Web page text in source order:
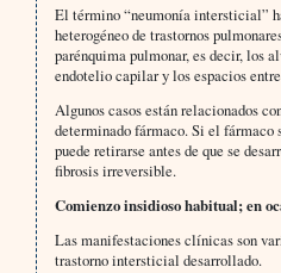
El término “neumonía intersticial”
heterogéneo de trastornos
parénquima pulmonar, es decir, los
endotelio capilar y los espacios
Algunos casos están relacionados
determinado fármaco. Si el fármaco
puede retirarse antes de que se
fibrosis irreversible.
Comienzo insidioso habitual; en
Las manifestaciones clínicas son
trastorno intersticial desarrollado.